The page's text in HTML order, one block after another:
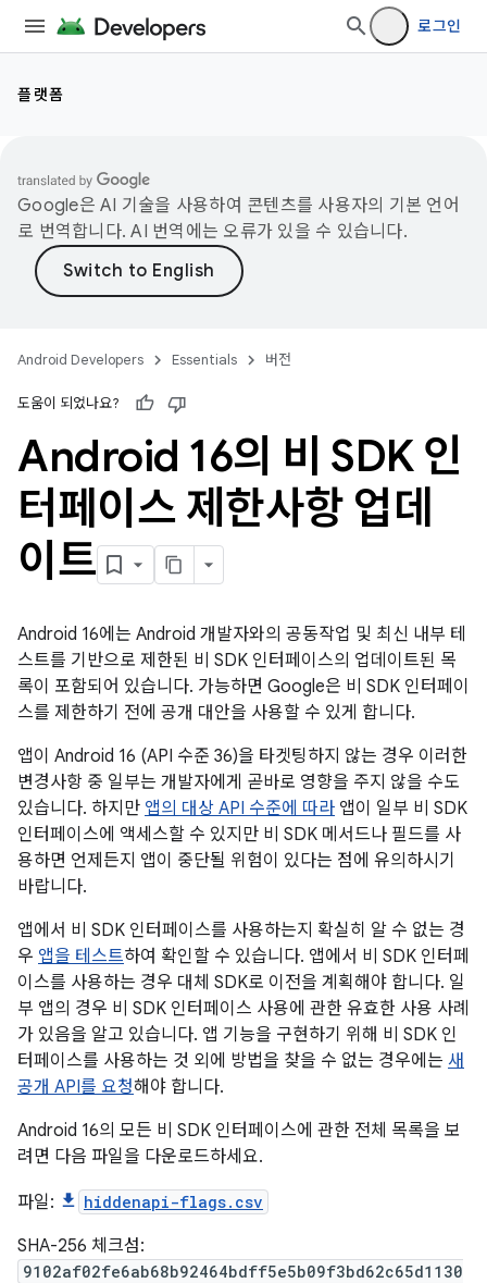
로그인
플랫폼
Google은 AI 기술을 사용하여 콘텐츠를 사용자의 기본 언어
로 번역합니다. AI 번역에는 오류가 있을 수 있습니다.
Android Developers Essentials 버전
도움이 되었나요?
Android 16의 비 SDK 인
터페이스 제한사항 업데
이트
Android 16에는 Android 개발자와의 공동작업 및 최신 내부 테
스트를 기반으로 제한된 비 SDK 인터페이스의 업데이트된 목
록이 포함되어 있습니다. 가능하면 Google은 비 SDK 인터페이
스를 제한하기 전에 공개 대안을 사용할 수 있게 합니다.
앱이 Android 16 (API 수준 36)을 타겟팅하지 않는 경우 이러한
변경사항 중 일부는 개발자에게 곧바로 영향을 주지 않을 수도
있습니다. 하지만 앱의 대상 API 수준에 따라 앱이 일부 비 SDK
인터페이스에 액세스할 수 있지만 비 SDK 메서드나 필드를 사
용하면 언제든지 앱이 중단될 위험이 있다는 점에 유의하시기
바랍니다.
앱에서 비 SDK 인터페이스를 사용하는지 확실히 알 수 없는 경
우 앱을 테스트하여 확인할 수 있습니다. 앱에서 비 SDK 인터페
이스를 사용하는 경우 대체 SDK로 이전을 계획해야 합니다. 일
부 앱의 경우 비 SDK 인터페이스 사용에 관한 유효한 사용 사례
가 있음을 알고 있습니다. 앱 기능을 구현하기 위해 비 SDK 인
터페이스를 사용하는 것 외에 방법을 찾을 수 없는 경우에는 새
공개 API를 요청해야 합니다.
Android 16의 모든 비 SDK 인터페이스에 관한 전체 목록을 보
려면 다음 파일을 다운로드하세요.
파일: hiddenapi-flags.csv
SHA-256 체크섬:
9102af02fe6ab68b92464bdff5e5b09f3bd62c65d1130